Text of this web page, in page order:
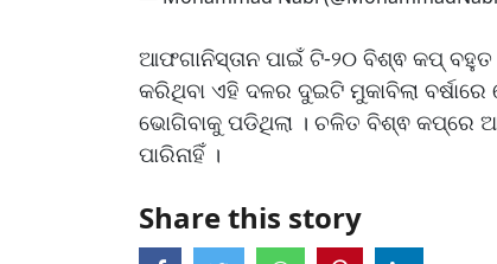
ଆଫଗାନିସ୍ତାନ ପାଇଁ ଟି-୨୦ ବିଶ୍ଵ କପ୍ ବହୁତ
କରିଥିବା ଏହି ଦଳର ଦୁଇଟି ମୁକାବିଲା
ଭୋଗିବାକୁ ପଡିଥିଲା । ଚଳିତ ବିଶ୍ଵ କପ୍‌ରେ
ପାରିନାହିଁ ।
Share this story